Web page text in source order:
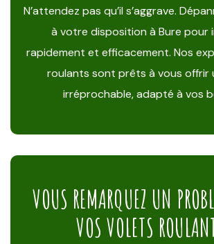
N’attendez pas qu’il s’aggrave.
à votre disposition à Bure pour
rapidement et efficacement. Nos
roulants sont prêts à vous offrir
irréprochable, adapté à vos
VOUS REMARQUEZ UN
VOS VOLETS